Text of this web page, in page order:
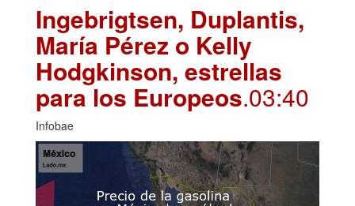
Ingebrigtsen, Duplantis,
María Pérez o Kelly
Hodgkinson, estrellas
para los Europeos.03:40
Infobae